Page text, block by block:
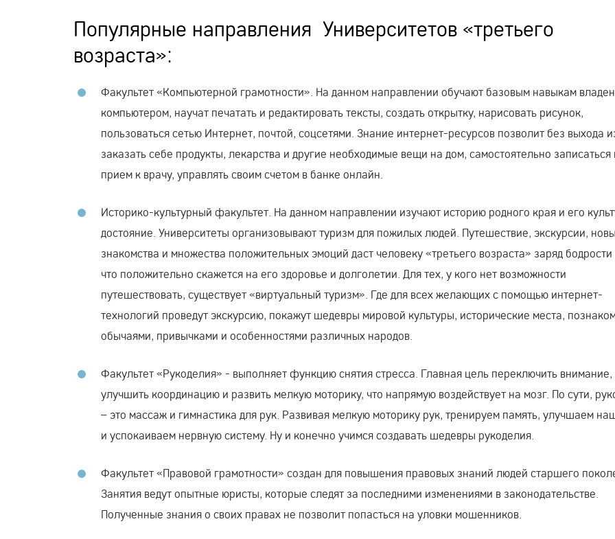
Популярные направления Университетов «третьего
возраста»:
Факультет «Компьютерной грамотности». На данном направлении обучают базовым навыкам
компьютером, научат печатать и редактировать тексты, создать открытку, нарисовать рисунок,
пользоваться сетью Интернет, почтой, соцсетями. Знание интернет-ресурсов позволит без выхода
заказать себе продукты, лекарства и другие необходимые вещи на дом, самостоятельно записаться
прием к врачу, управлять своим счетом в банке онлайн.
Историко-культурный факультет. На данном направлении изучают историю родного края и его
достояние. Университеты организовывают туризм для пожилых людей. Путешествие, экскурсии,
знакомства и множества положительных эмоций даст человеку «третьего возраста» заряд бодрости
что положительно скажется на его здоровье и долголетии. Для тех, у кого нет возможности
путешествовать, существует «виртуальный туризм». Где для всех желающих с помощью интернет-
технологий проведут экскурсию, покажут шедевры мировой культуры, исторические места,
обычаями, привычками и особенностями различных народов.
Факультет «Рукоделия» - выполняет функцию снятия стресса. Главная цель переключить внимание,
улучшить координацию и развить мелкую моторику, что напрямую воздействует на мозг. По сути,
– это массаж и гимнастика для рук. Развивая мелкую моторику рук, тренируем память, улучшаем
и успокаиваем нервную систему. Ну и конечно учимся создавать шедевры рукоделия.
Факультет «Правовой грамотности» создан для повышения правовых знаний людей старшего
Занятия ведут опытные юристы, которые следят за последними изменениями в законодательстве.
Полученные знания о своих правах не позволит попасться на уловки мошенников.